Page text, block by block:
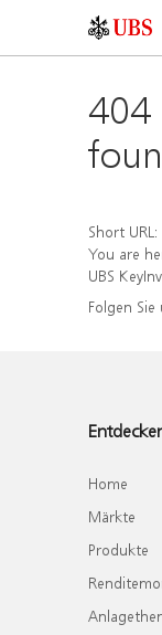
404
Short URL:
You are
UBS
Folgen
Home
Märkte
Produkte